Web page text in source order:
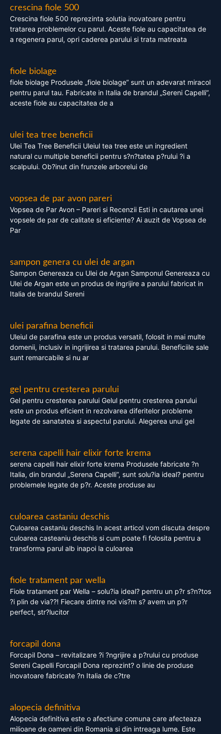
crescina fiole 500
Crescina fiole 500 reprezinta solutia inovatoare pentru
tratarea problemelor cu parul. Aceste fiole au capacitatea de
a regenera parul, opri caderea parului si trata matreata
fiole biolage
fiole biolage Produsele „fiole biolage” sunt un adevarat miracol
pentru parul tau. Fabricate in Italia de brandul „Sereni Capelli”,
aceste fiole au capacitatea de a
ulei tea tree beneficii
Ulei Tea Tree Beneficii Uleiul tea tree este un ingredient
natural cu multiple beneficii pentru s?n?tatea p?rului ?i a
scalpului. Ob?inut din frunzele arborelui de
vopsea de par avon pareri
Vopsea de Par Avon – Pareri si Recenzii Esti in cautarea unei
vopsele de par de calitate si eficiente? Ai auzit de Vopsea de
Par
sampon genera cu ulei de argan
Sampon Genereaza cu Ulei de Argan Samponul Genereaza cu
Ulei de Argan este un produs de ingrijire a parului fabricat in
Italia de brandul Sereni
ulei parafina beneficii
Uleiul de parafina este un produs versatil, folosit in mai multe
domenii, inclusiv in ingrijirea si tratarea parului. Beneficiile sale
sunt remarcabile si nu ar
gel pentru cresterea parului
Gel pentru cresterea parului Gelul pentru cresterea parului
este un produs eficient in rezolvarea diferitelor probleme
legate de sanatatea si aspectul parului. Alegerea unui gel
serena capelli hair elixir forte krema
serena capelli hair elixir forte krema Produsele fabricate ?n
Italia, din brandul „Serena Capelli”, sunt solu?ia ideal? pentru
problemele legate de p?r. Aceste produse au
culoarea castaniu deschis
Culoarea castaniu deschis In acest articol vom discuta despre
culoarea casteaniu deschis si cum poate fi folosita pentru a
transforma parul alb inapoi la culoarea
fiole tratament par wella
Fiole tratament par Wella – solu?ia ideal? pentru un p?r s?n?tos
?i plin de via??! Fiecare dintre noi vis?m s? avem un p?r
perfect, str?lucitor
forcapil dona
Forcapil Dona – revitalizare ?i ?ngrijire a p?rului cu produse
Sereni Capelli Forcapil Dona reprezint? o linie de produse
inovatoare fabricate ?n Italia de c?tre
alopecia definitiva
Alopecia definitiva este o afectiune comuna care afecteaza
milioane de oameni din Romania si din intreaga lume. Este